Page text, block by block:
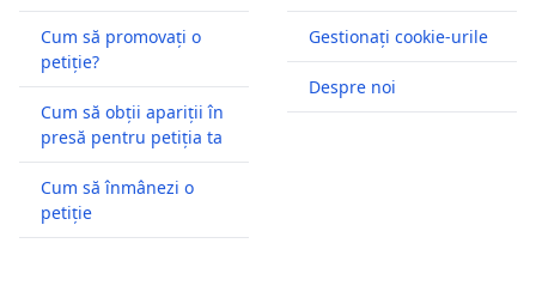
Cum să promovați o
petiție?
Cum să obții apariții în
presă pentru petiția ta
Cum să înmânezi o
petiție
Gestionați cookie-urile
Despre noi